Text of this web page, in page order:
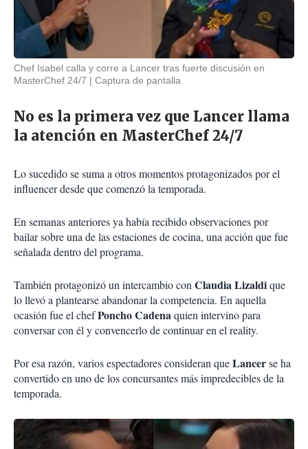
Chef Isabel calla y corre a Lancer tras fuerte discusión en
MasterChef 24/7
Captura de pantalla
No es la primera vez que Lancer llama
la atención en MasterChef 24/7
Lo sucedido se suma a otros momentos protagonizados por el
influencer desde que comenzó la temporada.
En semanas anteriores ya había recibido observaciones por
bailar sobre una de las estaciones de cocina, una acción que fue
señalada dentro del programa.
También protagonizó un intercambio conClaudia Lizaldique
lo llevó a plantearse abandonar la competencia. En aquella
ocasión fue el chefPoncho Cadenaquien intervino para
conversar con él y convencerlo de continuar en el reality.
Por esa razón, varios espectadores consideran queLancerse ha
convertido en uno de los concursantes más impredecibles de la
temporada.